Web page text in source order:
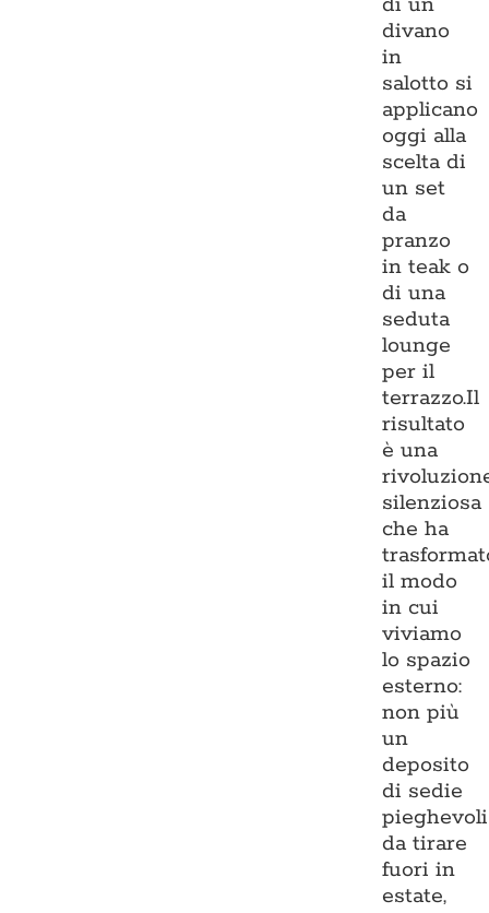
divano
in
salotto si
applicano
oggi alla
scelta di
un set
da
pranzo
in teak o
di una
seduta
lounge
per il
terrazzo.Il
risultato
è una
silenziosa
che ha
il modo
in cui
viviamo
lo spazio
esterno:
non più
un
deposito
di sedie
pieghevoli
da tirare
fuori in
estate,